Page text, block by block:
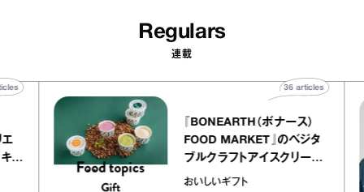
Regulars
連載
トリエ
プ キャ
40articles
『BONEARTH（ボナース）
FOOD MARKET』のベジタ
ブルクラフトアイスクリーム
｜真野知子の「おいしいギフ
おいしいギフト
36articles